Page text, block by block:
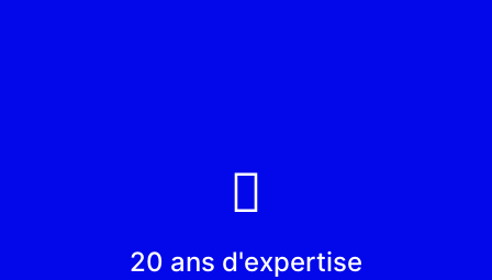
20 ans d'expertise